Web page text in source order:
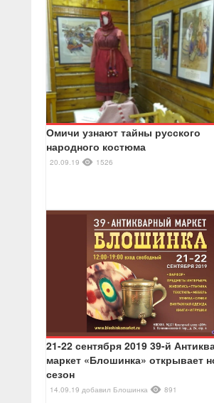
Омичи узнают тайны русского
народного костюма
20.09.19 1526
21-22 сентября 2019 39-й
маркет «Блошинка» открывает
сезон
14.09.19 добавил Блошинка 891